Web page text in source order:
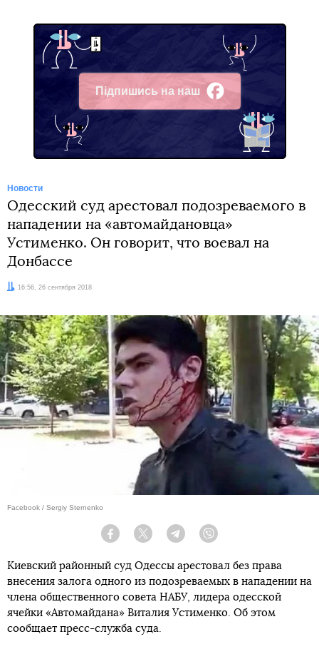
Підпишись на наш
Facebook
Новости
Одесский суд арестовал подозреваемого в
нападении на «автомайдановца»
Устименко. Он говорит, что воевал на
Донбассе
Дата:16:56, 26 сентября 2018
Facebook / Sergiy Sternenko
Facebook Twitter Telegram
Киевский районный суд Одессы арестовал без права
внесения залога одного из подозреваемых в нападении на
члена общественного совета НАБУ, лидера одесской
ячейки «Автомайдана» Виталия Устименко. Об этом
сообщает пресс-служба суда.